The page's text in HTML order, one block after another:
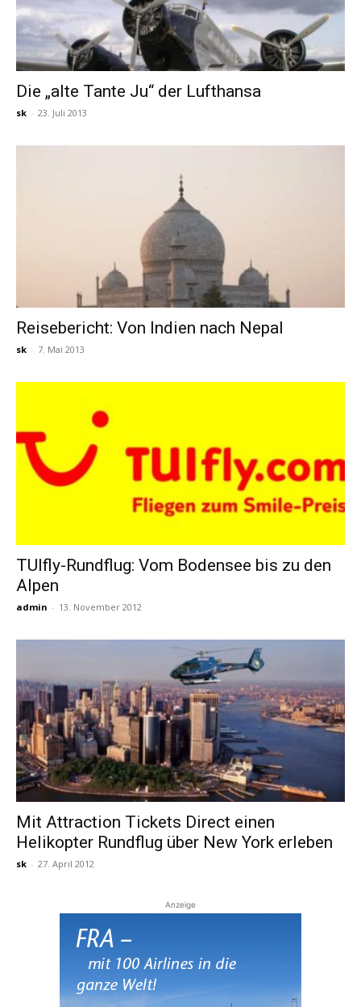
Die „alte Tante Ju“ der Lufthansa
sk - 23. Juli 2013
Reisebericht: Von Indien nach Nepal
sk - 7. Mai 2013
TUIfly-Rundflug: Vom Bodensee bis zu den
Alpen
admin - 13. November 2012
Mit Attraction Tickets Direct einen
Helikopter Rundflug über New York erleben
sk - 27. April 2012
Anzeige